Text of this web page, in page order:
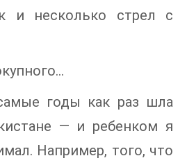
и несколько стрел с
годы как раз шла
— и ребенком я
Например, того, что